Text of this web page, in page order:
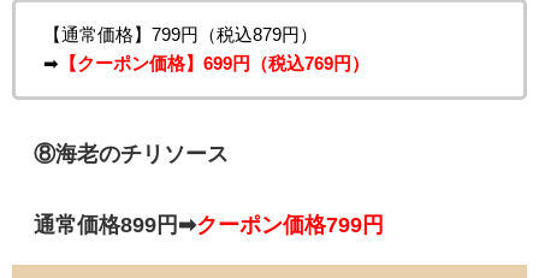
【通常価格】799円（税込879円）
➡ 【クーポン価格】699円（税込769円）
⑧海老のチリソース
通常価格899円➡クーポン価格799円